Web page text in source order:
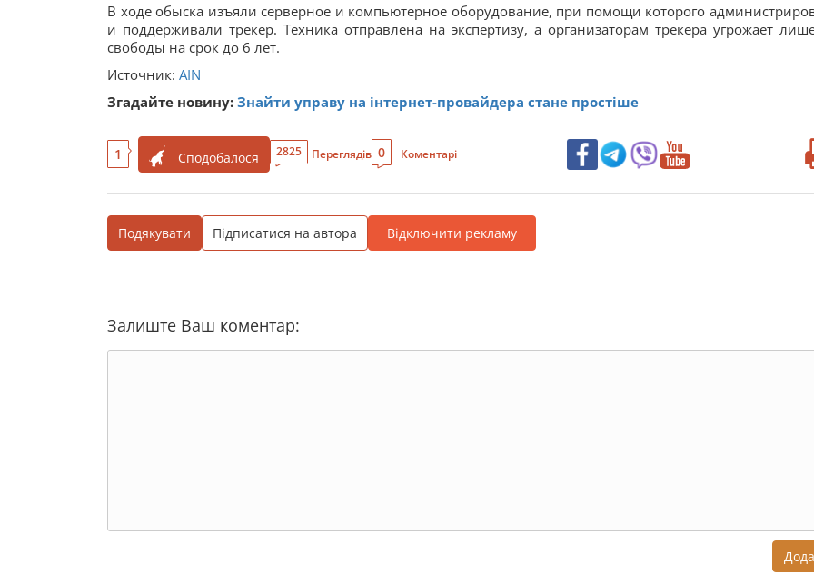
В ходе обыска изъяли серверное и компьютерное оборудование, при помощи которого
и поддерживали трекер. Техника отправлена на экспертизу, а организаторам трекера угрожает
свободы на срок до 6 лет.
Источник: AIN
Згадайте новину: Знайти управу на інтернет-провайдера стане простіше
1 Сподобалося 2825 Переглядів 0 Коментарі
Подякувати Підписатися на автора Відключити рекламу
Залиште Ваш коментар: